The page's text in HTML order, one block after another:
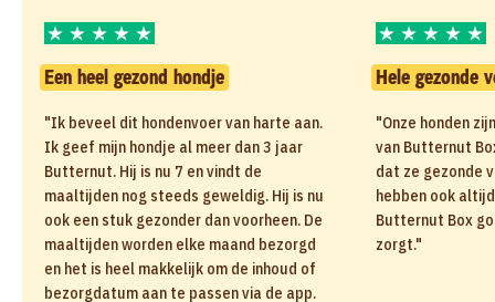
Een heel gezond hondje
"Ik beveel dit hondenvoer van harte aan.
Ik geef mijn hondje al meer dan 3 jaar
Butternut. Hij is nu 7 en vindt de
maaltijden nog steeds geweldig. Hij is nu
ook een stuk gezonder dan voorheen. De
maaltijden worden elke maand bezorgd
en het is heel makkelijk om de inhoud of
bezorgdatum aan te passen via de app.
Hele gezonde
"Onze honden
van Butternut
dat ze gezonde
hebben ook
Butternut Box
zorgt."